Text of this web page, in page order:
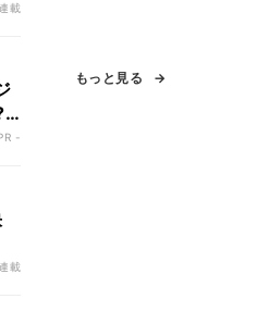
載
-
載
もっと見る